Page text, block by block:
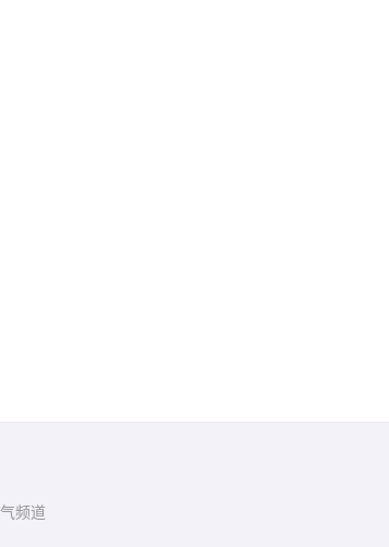
频道